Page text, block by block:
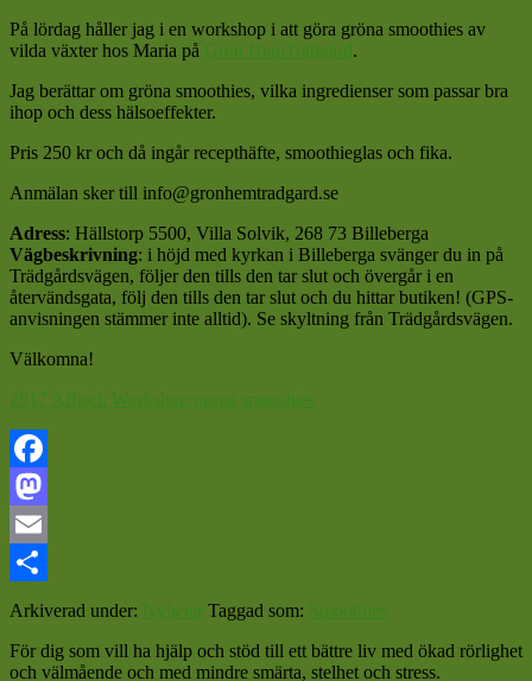
På lördag håller jag i en workshop i att göra gröna smoothies av
vilda växter hos Maria på Grön HemTrädgård.
Jag berättar om gröna smoothies, vilka ingredienser som passar bra
ihop och dess hälsoeffekter.
Pris 250 kr och då ingår recepthäfte, smoothieglas och fika.
Anmälan sker till info@gronhemtradgard.se
Adress: Hällstorp 5500, Villa Solvik, 268 73 Billeberga
Vägbeskrivning: i höjd med kyrkan i Billeberga svänger du in på
Trädgårdsvägen, följer den tills den tar slut och övergår i en
återvändsgata, följ den tills den tar slut och du hittar butiken! (GPS-
anvisningen stämmer inte alltid). Se skyltning från Trädgårdsvägen.
Välkomna!
2017 Affisch Workshop grona smoothies
Facebook
Mastodon
Email
Dela
Arkiverad under: Nyheter Taggad som: Smoothies
För dig som vill ha hjälp och stöd till ett bättre liv med ökad rörlighet
och välmående och med mindre smärta, stelhet och stress.